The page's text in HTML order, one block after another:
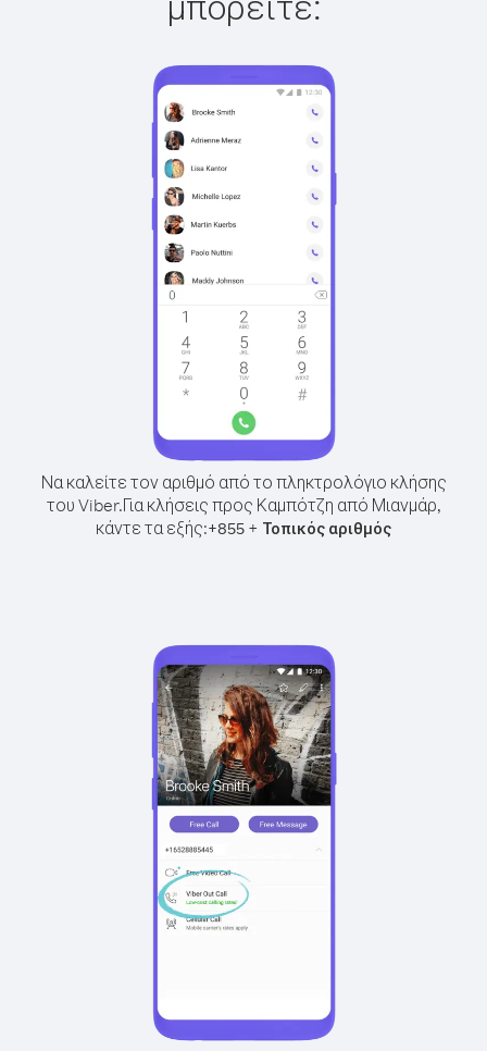
Να καλείτε τον αριθμό από το πληκτρολόγιο κλήσης
του Viber.Για κλήσεις προς Καμπότζη από Μιανμάρ,
κάντε τα εξής:+855 + Τοπικός αριθμός